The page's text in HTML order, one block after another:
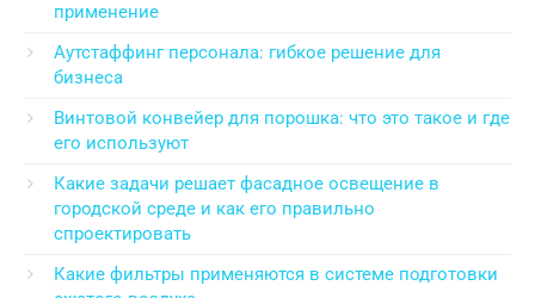
применение
Аутстаффинг персонала: гибкое решение для
бизнеса
Винтовой конвейер для порошка: что это такое и где
его используют
Какие задачи решает фасадное освещение в
городской среде и как его правильно
спроектировать
Какие фильтры применяются в системе подготовки